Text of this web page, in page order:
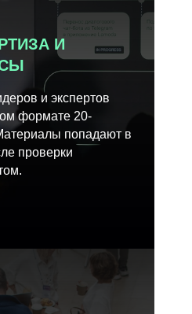
И
и экспертов
формате 20-
попадают в
проверки